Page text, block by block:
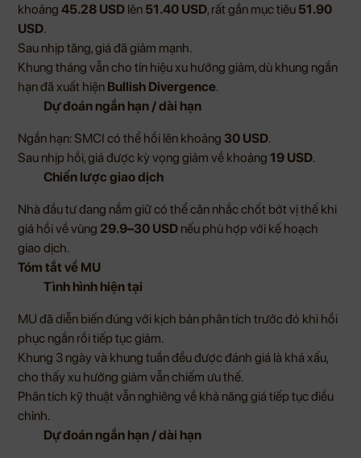
khoảng 45.28 USD lên 51.40 USD, rất gần mục tiêu 51.90
USD.
Sau nhịp tăng, giá đã giảm mạnh.
Khung tháng vẫn cho tín hiệu xu hướng giảm, dù khung ngắn
hạn đã xuất hiện Bullish Divergence.
Dự đoán ngắn hạn / dài hạn
Ngắn hạn: SMCI có thể hồi lên khoảng 30 USD.
Sau nhịp hồi, giá được kỳ vọng giảm về khoảng 19 USD.
Chiến lược giao dịch
Nhà đầu tư đang nắm giữ có thể cân nhắc chốt bớt vị thế khi
giá hồi về vùng 29.9–30 USD nếu phù hợp với kế hoạch
giao dịch.
Tóm tắt về MU
Tình hình hiện tại
MU đã diễn biến đúng với kịch bản phân tích trước đó khi hồi
phục ngắn rồi tiếp tục giảm.
Khung 3 ngày và khung tuần đều được đánh giá là khá xấu,
cho thấy xu hướng giảm vẫn chiếm ưu thế.
Phân tích kỹ thuật vẫn nghiêng về khả năng giá tiếp tục điều
chỉnh.
Dự đoán ngắn hạn / dài hạn